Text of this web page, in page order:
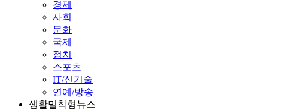
경제
사회
문화
국제
정치
스포츠
IT/신기술
연예/방송
생활밀착형뉴스